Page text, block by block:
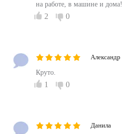
на работе, в машине и дома!
2 0
Александр
Круто.
1 0
Данила